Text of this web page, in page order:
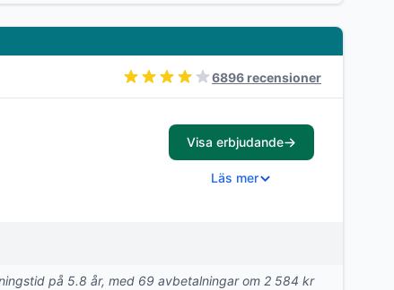
6896 recensioner
Visa erbjudande
Läs mer
på 5.8 år, med 69 avbetalningar om 2 584 kr